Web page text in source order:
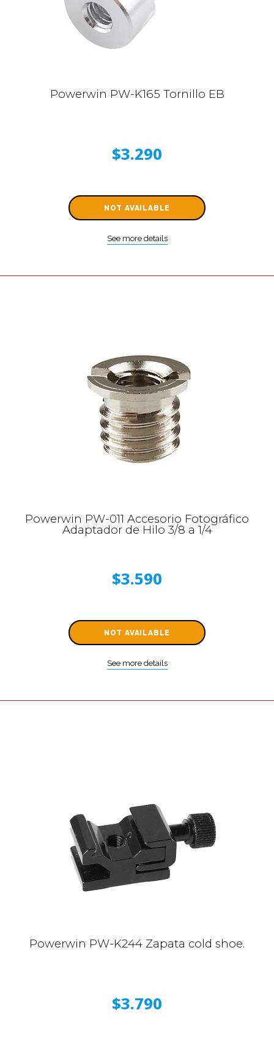
Powerwin PW-K165 Tornillo EB
$3.290
NOT AVAILABLE
See more details
Powerwin PW-011 Accesorio Fotográfico
Adaptador de Hilo 3/8 a 1/4
$3.590
NOT AVAILABLE
See more details
Powerwin PW-K244 Zapata cold shoe.
$3.790